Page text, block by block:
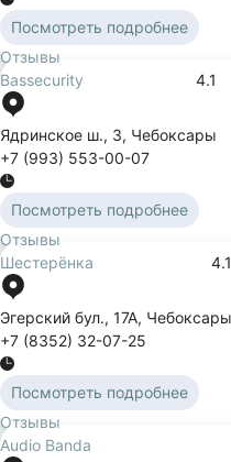
Посмотреть подробнее
Отзывы
Bassecurity
4.1
Ядринское ш., 3, Чебоксары
+7 (993) 553-00-07
Посмотреть подробнее
Отзывы
Шестерёнка
4.1
Эгерский бул., 17А, Чебоксары
+7 (8352) 32-07-25
Посмотреть подробнее
Отзывы
Audio Banda